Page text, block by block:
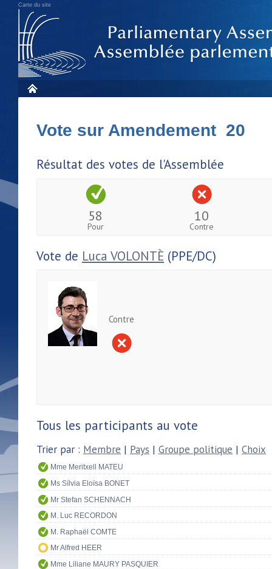
Carte du site
Vote sur Amendement 20
Résultat des votes de l'Assemblée
58
Pour
10
Contre
Vote de Luca VOLONTÈ (PPE/DC)
Contre
Tous les participants au vote
Trier par : Membre | Pays | Groupe politique | Choix
Mme Meritxell MATEU
Ms Sílvia Eloïsa BONET
Mr Stefan SCHENNACH
M. Luc RECORDON
M. Raphaël COMTE
Mr Alfred HEER
Mme Liliane MAURY PASQUIER